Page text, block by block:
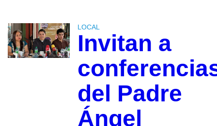
LOCAL
Invitan a
del Padre
Ángel